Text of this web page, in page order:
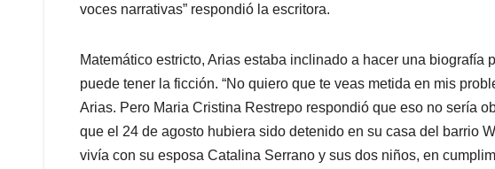
voces narrativas” respondió la escritora.
Matemático estricto, Arias estaba inclinado a hacer una biografía
puede tener la ficción. “No quiero que te veas metida en mis
Arias. Pero Maria Cristina Restrepo respondió que eso no sería
que el 24 de agosto hubiera sido detenido en su casa del barrio
vivía con su esposa Catalina Serrano y sus dos niños, en